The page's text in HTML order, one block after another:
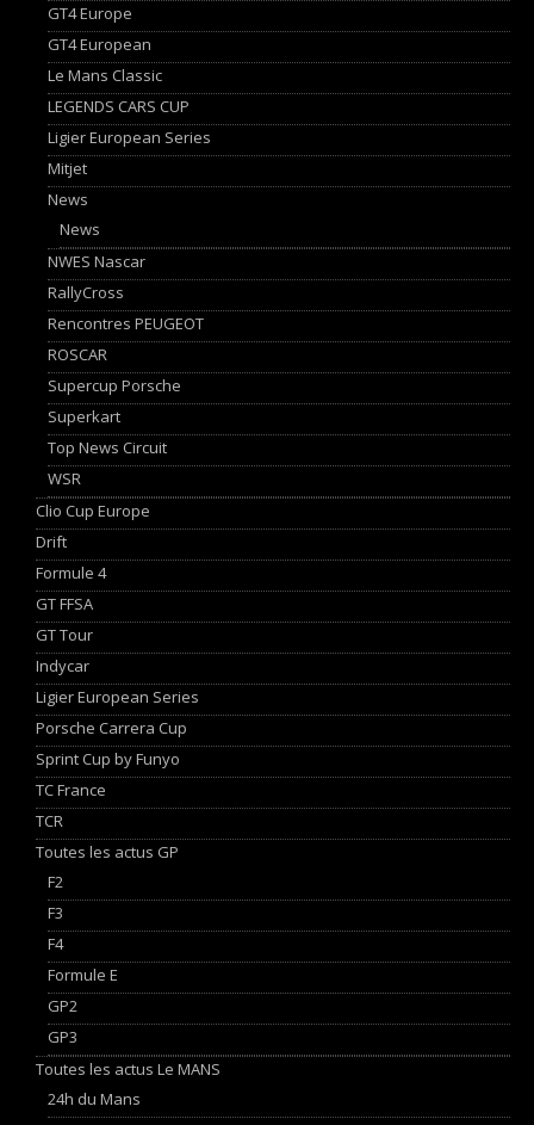
GT4 Europe
GT4 European
Le Mans Classic
LEGENDS CARS CUP
Ligier European Series
Mitjet
News
News
NWES Nascar
RallyCross
Rencontres PEUGEOT
ROSCAR
Supercup Porsche
Superkart
Top News Circuit
WSR
Clio Cup Europe
Drift
Formule 4
GT FFSA
GT Tour
Indycar
Ligier European Series
Porsche Carrera Cup
Sprint Cup by Funyo
TC France
TCR
Toutes les actus GP
F2
F3
F4
Formule E
GP2
GP3
Toutes les actus Le MANS
24h du Mans